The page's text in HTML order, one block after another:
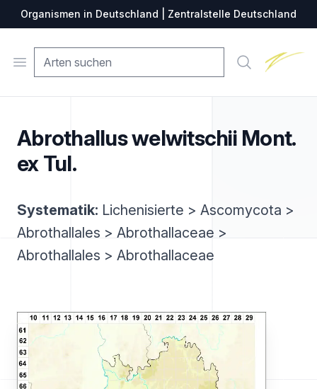
Organismen in Deutschland | Zentralstelle Deutschland
Open menu Suche
Abrothallus welwitschii Mont.
ex Tul.
Systematik: Lichenisierte > Ascomycota >
Abrothallales > Abrothallaceae >
Abrothallales > Abrothallaceae